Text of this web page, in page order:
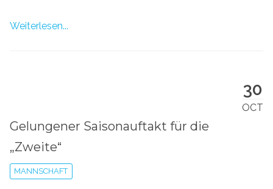
Weiterlesen...
30
OCT
Gelungener Saisonauftakt für die
„Zweite“
MANNSCHAFT